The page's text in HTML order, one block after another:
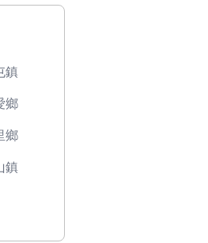
鎮
鄉
鄉
鎮